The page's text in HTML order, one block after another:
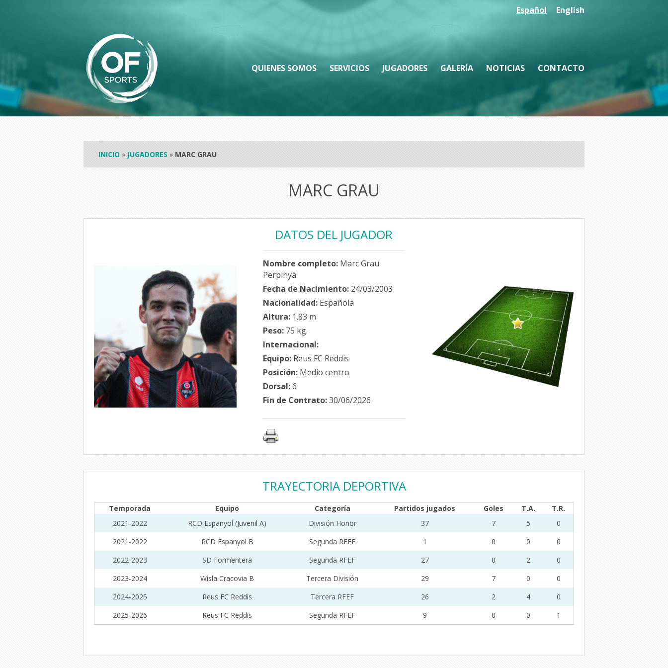
Español English
QUIENES SOMOS SERVICIOS JUGADORES GALERÍA NOTICIAS CONTACTO
INICIO » JUGADORES » MARC GRAU
MARC GRAU
DATOS DEL JUGADOR
Nombre completo: Marc Grau
Perpinyà
Fecha de Nacimiento: 24/03/2003
Nacionalidad: Española
Altura: 1.83 m
Peso: 75 kg.
Internacional:
Equipo: Reus FC Reddis
Posición: Medio centro
Dorsal:6
Fin de Contrato:30/06/2026
TRAYECTORIA DEPORTIVA
Temporada Equipo Categoría Partidos jugados Goles T.A.
T.R.
2021-2022
RCD Espanyol (Juvenil A) División Honor 37 7 5
0
2021-2022
RCD Espanyol B Segunda RFEF 1 0 0
0
2022-2023
SD Formentera Segunda RFEF 27 0 2
0
2023-2024
Wisla Cracovia B Tercera División 29 7 0
0
2024-2025
Reus FC Reddis Tercera RFEF 26 2 4
0
2025-2026
Reus FC Reddis Segunda RFEF 9 0 0 1